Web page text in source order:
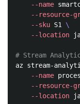
--name
--resource-
--sku S1 \
--location
# Stream
az stream-
--name
--resource-
--location